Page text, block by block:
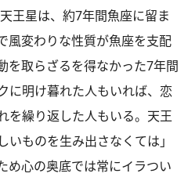
王星は、約7年間魚座に留ま
風変わりな性質が魚座を支配
を取らざるを得なかった7年間
に明け暮れた人もいれば、恋
を繰り返した人もいる。天王
ものを生み出さなくては」
め心の奥底では常にイラつい